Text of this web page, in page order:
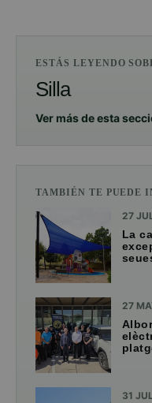
ESTÁS LEYENDO
Silla
Ver más de esta
TAMBIÉN TE PUEDE
27
La
27
31